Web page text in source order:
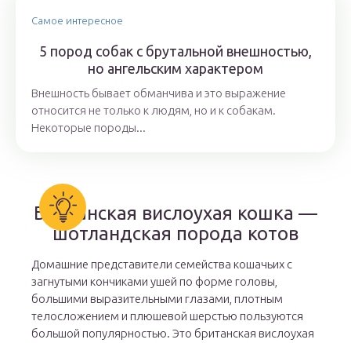
Самое интересное
5 пород собак с брутальной внешностью,
но ангельским характером
Внешность бывает обманчива и это выражение
относится не только к людям, но и к собакам.
Некоторые породы...
Британская вислоухая кошка —
шотландская порода котов
Домашние представители семейства кошачьих с
загнутыми кончиками ушей по форме головы,
большими выразительными глазами, плотным
телосложением и плюшевой шерстью пользуются
большой популярностью. Это британская вислоухая